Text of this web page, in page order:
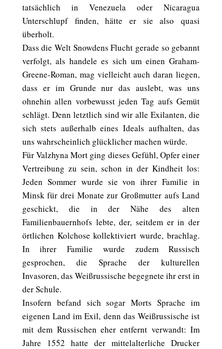
tatsächlich in Venezuela oder Nicaragua
Unterschlupf finden, hätte er sie also quasi
überholt.
Dass die Welt Snowdens Flucht gerade so gebannt
verfolgt, als handele es sich um einen Graham-
Greene-Roman, mag vielleicht auch daran liegen,
dass er im Grunde nur das auslebt, was uns
ohnehin allen vorbewusst jeden Tag aufs Gemüt
schlägt. Denn letztlich sind wir alle Exilanten, die
sich stets außerhalb eines Ideals aufhalten, das
uns wahrscheinlich glücklicher machen würde.
Für Valzhyna Mort ging dieses Gefühl, Opfer einer
Vertreibung zu sein, schon in der Kindheit los:
Jeden Sommer wurde sie von ihrer Familie in
Minsk für drei Monate zur Großmutter aufs Land
geschickt, die in der Nähe des alten
Familienbauernhofs lebte, der, seitdem er in der
örtlichen Kolchose kollektiviert wurde, brachlag.
In ihrer Familie wurde zudem Russisch
gesprochen, die Sprache der kulturellen
Invasoren, das Weißrussische begegnete ihr erst in
der Schule.
Insofern befand sich sogar Morts Sprache im
eigenen Land im Exil, denn das Weißrussische ist
mit dem Russischen eher entfernt verwandt: Im
Jahre 1552 hatte der mittelalterliche Drucker